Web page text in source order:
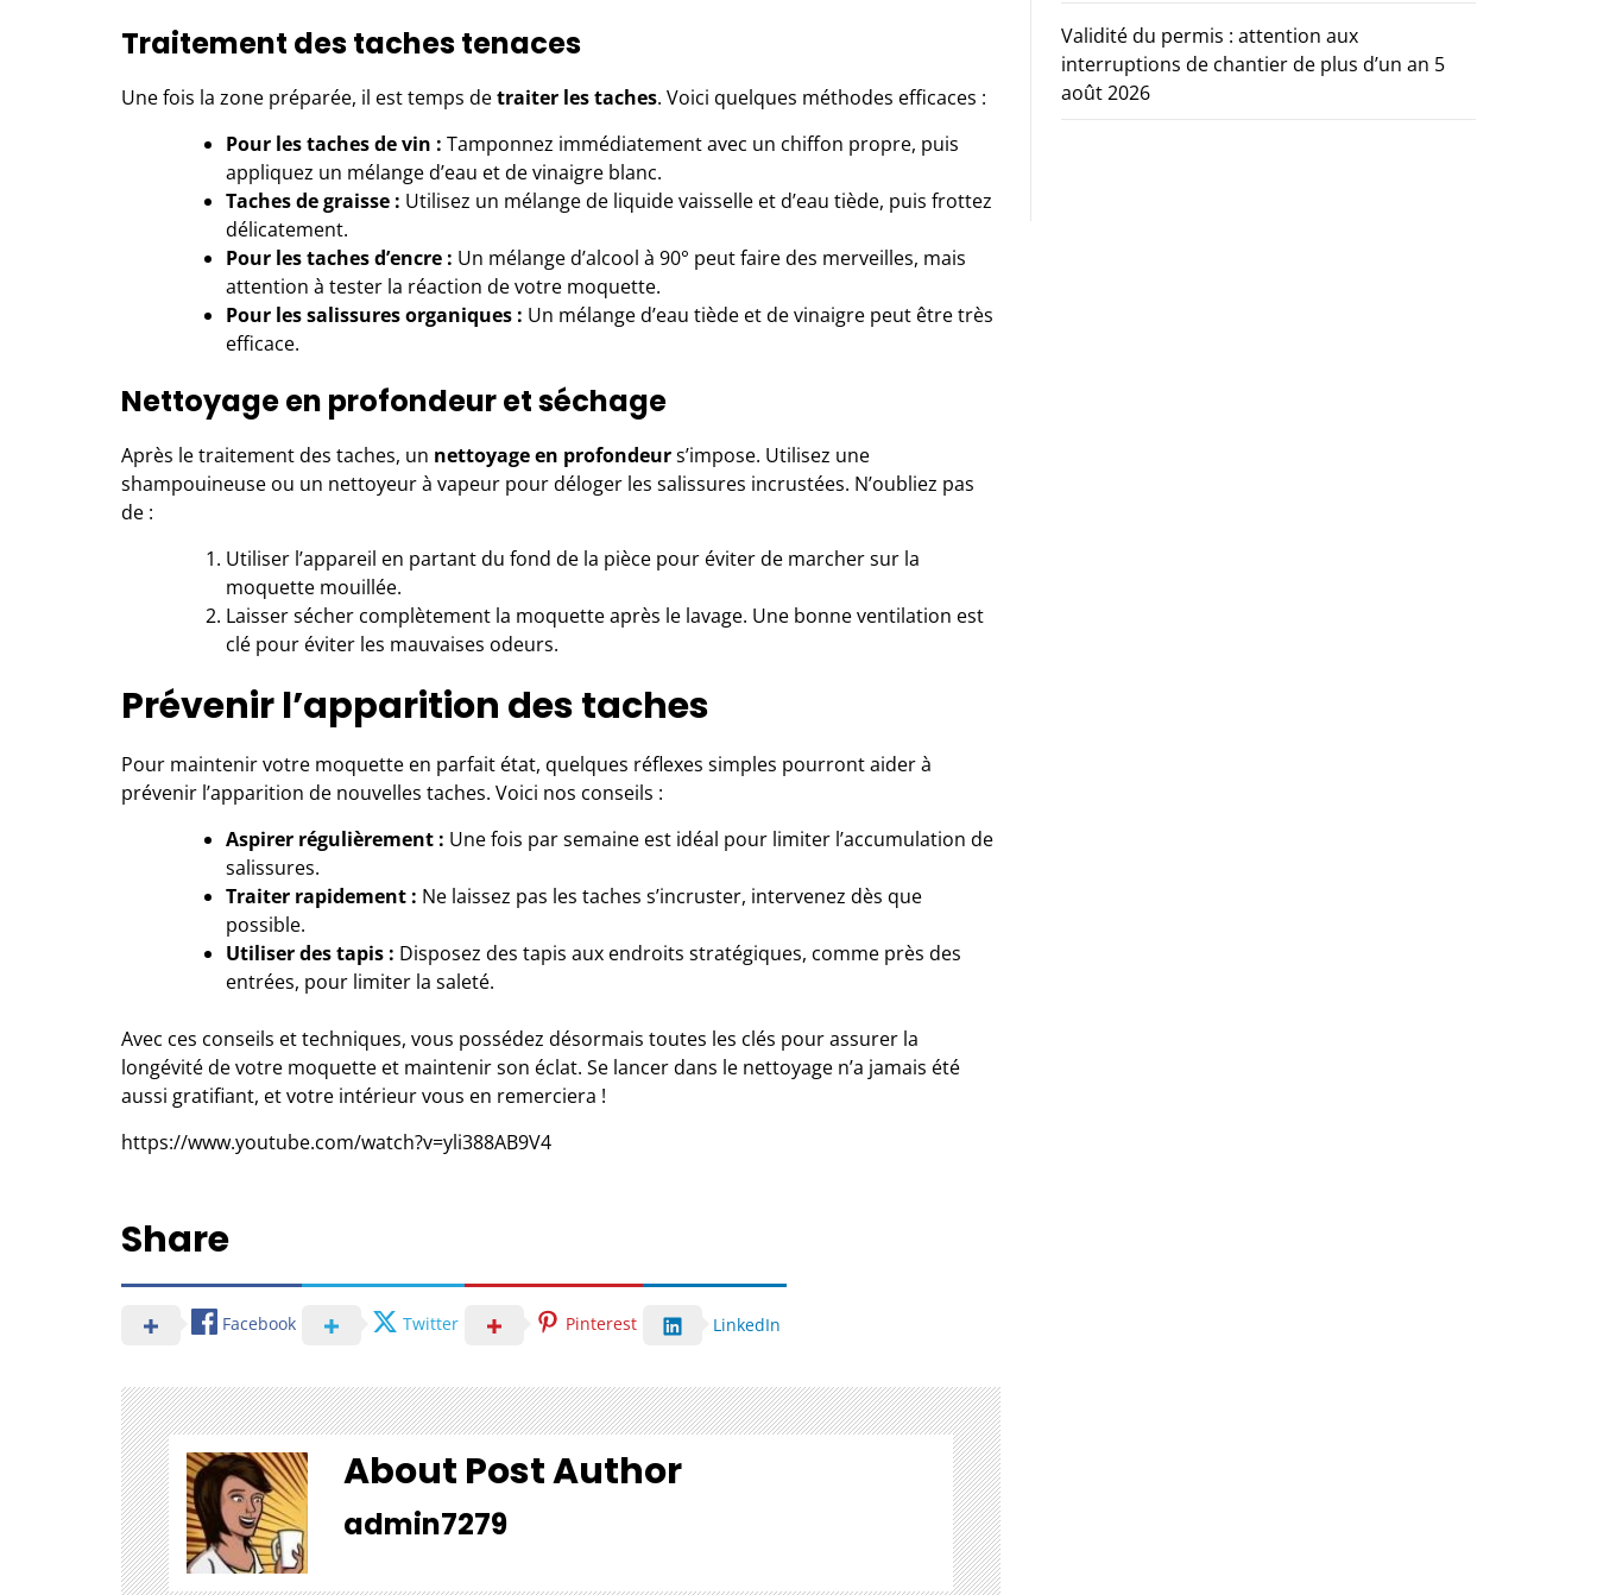
Traitement des taches tenaces
Une fois la zone préparée, il est temps detraiter les taches. Voici quelques méthodes efficaces :
Pour les taches de vin : Tamponnez immédiatement avec un chiffon propre, puis
appliquez un mélange d’eau et de vinaigre blanc.
Taches de graisse : Utilisez un mélange de liquide vaisselle et d’eau tiède, puis frottez
délicatement.
Pour les taches d’encre : Un mélange d’alcool à 90° peut faire des merveilles, mais
attention à tester la réaction de votre moquette.
Pour les salissures organiques : Un mélange d’eau tiède et de vinaigre peut être très
efficace.
Nettoyage en profondeur et séchage
Après le traitement des taches, un nettoyage en profondeurs’impose. Utilisez une
shampouineuse ou un nettoyeur à vapeur pour déloger les salissures incrustées. N’oubliez pas
de :
Utiliser l’appareil en partant du fond de la pièce pour éviter de marcher sur la
moquette mouillée.
Laisser sécher complètement la moquette après le lavage. Une bonne ventilation est
clé pour éviter les mauvaises odeurs.
Prévenir l’apparition des taches
Pour maintenir votre moquette en parfait état, quelques réflexes simples pourront aider à
prévenir l’apparition de nouvelles taches. Voici nos conseils :
Aspirer régulièrement : Une fois par semaine est idéal pour limiter l’accumulation de
salissures.
Traiter rapidement : Ne laissez pas les taches s’incruster, intervenez dès que
possible.
Utiliser des tapis : Disposez des tapis aux endroits stratégiques, comme près des
entrées, pour limiter la saleté.
Avec ces conseils et techniques, vous possédez désormais toutes les clés pour assurer la
longévité de votre moquette et maintenir son éclat. Se lancer dans le nettoyage n’a jamais été
aussi gratifiant, et votre intérieur vous en remerciera !
https://www.youtube.com/watch?v=yli388AB9V4
Share
Facebook Twitter Pinterest LinkedIn
About Post Author
admin7279
Validité du permis : attention aux
interruptions de chantier de plus d’un an 5
août 2026